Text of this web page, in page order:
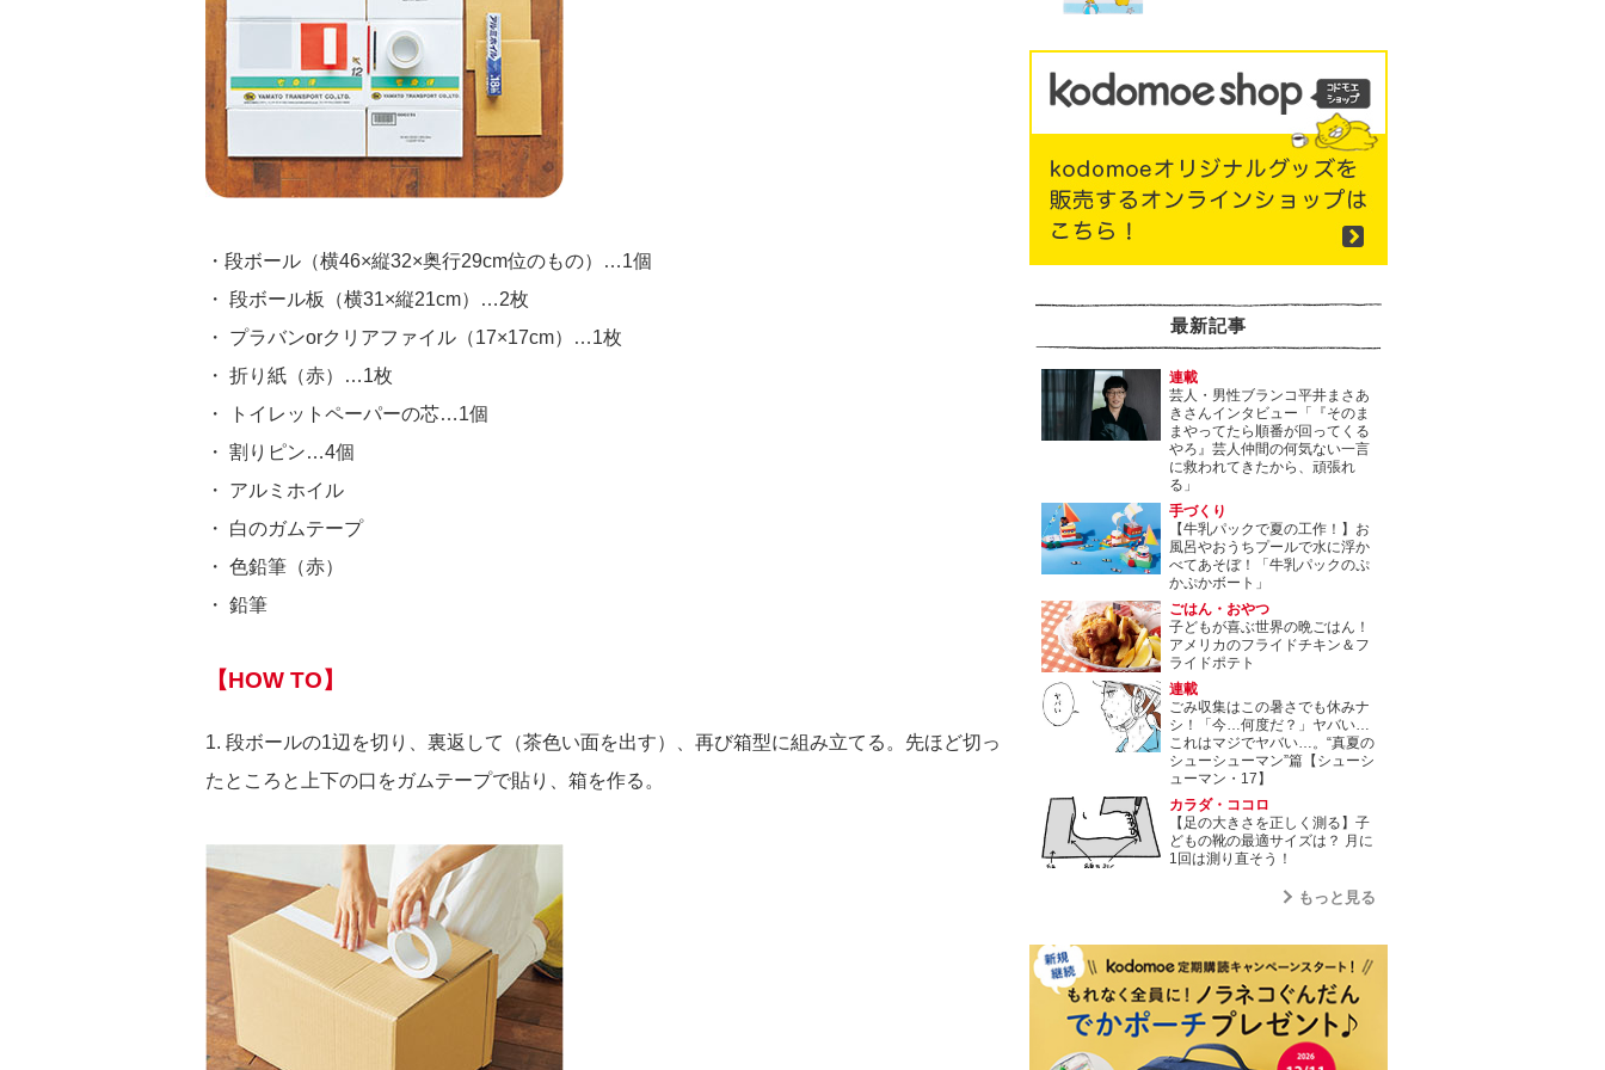
・段ボール（横46×縦32×奥行29cm位のもの）…1個
・ 段ボール板（横31×縦21cm）…2枚
・ プラバンorクリアファイル（17×17cm）…1枚
・ 折り紙（赤）…1枚
・ トイレットペーパーの芯…1個
・ 割りピン…4個
・ アルミホイル
・ 白のガムテープ
・ 色鉛筆（赤）
・ 鉛筆
【HOW TO】
1. 段ボールの1辺を切り、裏返して（茶色い面を出す）、再び箱型に組み立てる。先ほど切っ
たところと上下の口をガムテープで貼り、箱を作る。
最新記事
連載
芸人・男性ブランコ平井まさあ
きさんインタビュー「『そのま
まやってたら順番が回ってくる
やろ』芸人仲間の何気ない一言
に救われてきたから、頑張れ
る」
手づくり
【牛乳パックで夏の工作！】お
風呂やおうちプールで水に浮か
べてあそぼ！「牛乳パックのぷ
かぷかボート」
ごはん・おやつ
子どもが喜ぶ世界の晩ごはん！
アメリカのフライドチキン＆フ
ライドポテト
連載
ごみ収集はこの暑さでも休みナ
シ！「今…何度だ？」ヤバい…
これはマジでヤバい…。“真夏の
シューシューマン”篇【シューシ
ューマン・17】
カラダ・ココロ
【足の大きさを正しく測る】子
どもの靴の最適サイズは？ 月に
1回は測り直そう！
もっと見る